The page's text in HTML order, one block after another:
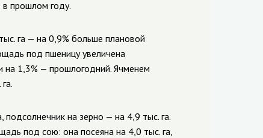
прошлом году.
га — на 0,9% больше плановой
под пшеницу увеличена
на 1,3% — прошлогодний. Ячменем
на зерно — на 4,9 тыс. га.
под сою: она посеяна на 4,0 тыс. га,